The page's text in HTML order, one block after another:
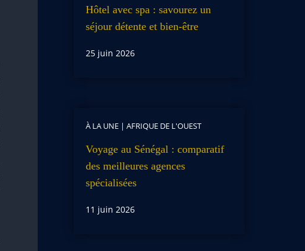
Hôtel avec spa : savourez un
séjour détente et bien-être
25 juin 2026
À LA UNE| AFRIQUE DE L'OUEST
Voyage au Sénégal : comparatif
des meilleures agences
spécialisées
11 juin 2026